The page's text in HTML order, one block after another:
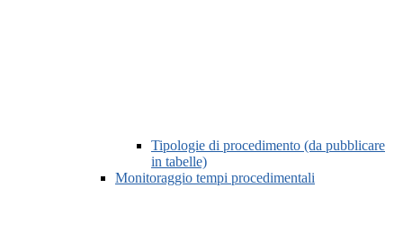
Tipologie di procedimento (da pubblicare
in tabelle)
Monitoraggio tempi procedimentali